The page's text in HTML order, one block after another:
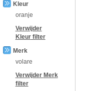
Kleur
oranje
Verwijder
Kleurfilter
Merk
volare
Verwijder Merk
filter